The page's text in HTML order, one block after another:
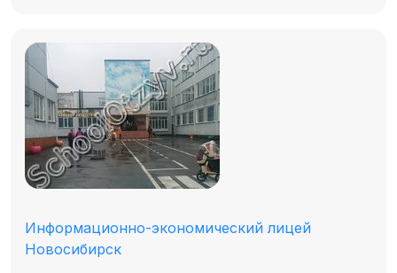
Информационно-экономический лицей
Новосибирск